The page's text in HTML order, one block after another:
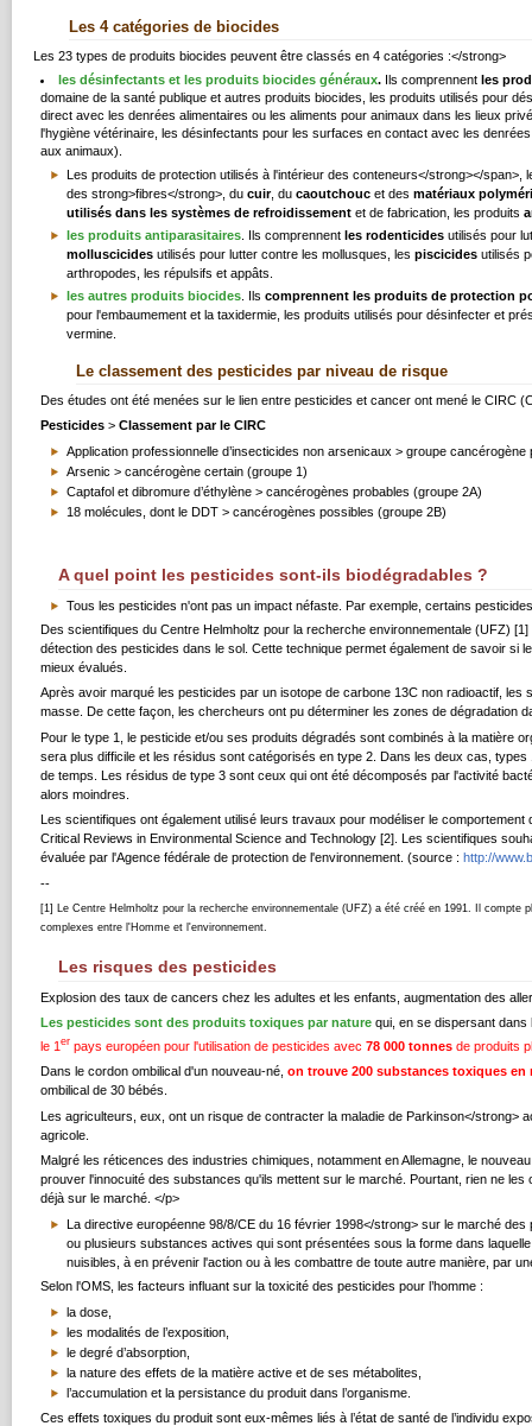
Les 4 catégories de biocides
Les 23 types de produits biocides peuvent être classés en 4 catégories :</strong>
les désinfectants et les produits biocides généraux.Ils comprennent les
domaine de la santé publique et autres produits biocides, les produits utilisés pour
direct avec les denrées alimentaires ou les aliments pour animaux dans les lieux
l'hygiène vétérinaire, les désinfectants pour les surfaces en contact avec les
aux animaux).
Les produits de protection utilisés à l'intérieur des conteneurs</strong></span>,
des strong>fibres</strong>, du cuir, du caoutchoucet des matériaux
utilisés dans les systèmes de refroidissementet de fabrication, les produits
les produits antiparasitaires. Ils comprennent les rodenticidesutilisés pour
molluscicidesutilisés pour lutter contre les mollusques, les piscicidesutilisés
arthropodes, les répulsifs et appâts.
les autres produits biocides. Ils comprennent les produits de protection
pour l'embaumement et la taxidermie, les produits utilisés pour désinfecter et
vermine.
Le classement des pesticides par niveau de risque
Des études ont été menées sur le lien entre pesticides et cancer ont mené le CIRC
Pesticides > Classement par le CIRC
Application professionnelle d’insecticides non arsenicaux > groupe cancérogène
Arsenic > cancérogène certain (groupe 1)
Captafol et dibromure d’éthylène > cancérogènes probables (groupe 2A)
18 molécules, dont le DDT > cancérogènes possibles (groupe 2B)
A quel point les pesticides sont-ils biodégradables ?
Tous les pesticides n'ont pas un impact néfaste. Par exemple, certains
Des scientifiques du Centre Helmholtz pour la recherche environnementale (UFZ)
détection des pesticides dans le sol. Cette technique permet également de savoir
mieux évalués.
Après avoir marqué les pesticides par un isotope de carbone 13C non radioactif,
masse. De cette façon, les chercheurs ont pu déterminer les zones de dégradation
Pour le type 1, le pesticide et/ou ses produits dégradés sont combinés à la matière
sera plus difficile et les résidus sont catégorisés en type 2. Dans les deux cas,
de temps. Les résidus de type 3 sont ceux qui ont été décomposés par l'activité
alors moindres.
Les scientifiques ont également utilisé leurs travaux pour modéliser le
Critical Reviews in Environmental Science and Technology [2]. Les scientifiques
évaluée par l'Agence fédérale de protection de l'environnement. (source : http://
--
[1] Le Centre Helmholtz pour la recherche environnementale (UFZ) a été créé en 1991. Il
complexes entre l'Homme et l'environnement.
Les risques des pesticides
Explosion des taux de cancers chez les adultes et les enfants, augmentation des
Les pesticides sont des produits toxiques par naturequi, en se dispersant dans
le 1 er pays européen pour l'utilisation de pesticides avec 78 000 tonnesde produits
Dans le cordon ombilical d'un nouveau-né, on trouve 200 substances toxiques en
ombilical de 30 bébés.
Les agriculteurs, eux, ont un risque de contracter la maladie de Parkinson</strong>
agricole.
Malgré les réticences des industries chimiques, notamment en Allemagne, le
prouver l'innocuité des substances qu'ils mettent sur le marché. Pourtant, rien ne
déjà sur le marché. </p>
La directive européenne 98/8/CE du 16 février 1998</strong> sur le marché
ou plusieurs substances actives qui sont présentées sous la forme dans
nuisibles, à en prévenir l'action ou à les combattre de toute autre manière, par
Selon l'OMS, les facteurs influant sur la toxicité des pesticides pour l’homme :
la dose,
les modalités de l’exposition,
le degré d’absorption,
la nature des effets de la matière active et de ses métabolites,
l’accumulation et la persistance du produit dans l’organisme.
Ces effets toxiques du produit sont eux-mêmes liés à l’état de santé de l’individu